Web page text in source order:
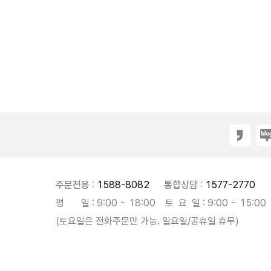
주문전용 : 1588-8082 통합상담 : 1577-2770
평 일 : 9:00 ~ 18:00 토 요 일 : 9:00 ~ 15:00
(토요일은 전화주문만 가능. 일요일/공휴일 휴무)